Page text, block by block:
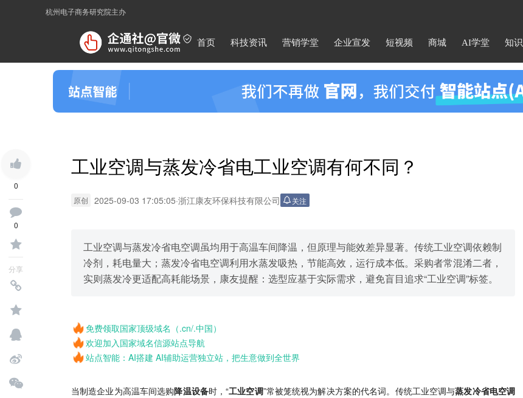
杭州电子商务研究院主办
首页 科技资讯 营销学堂 企业宣发 短视频 商城 AI学堂 知识
0
0
分享
工业空调与蒸发冷省电工业空调有何不同？
原创 2025-09-03 17:05:05·浙江康友环保科技有限公司 关注
工业空调与蒸发冷省电空调虽均用于高温车间降温，但原理与能效差异显著。传统工业空调依赖制
冷剂，耗电量大；蒸发冷省电空调利用水蒸发吸热，节能高效，运行成本低。采购者常混淆二者，
实则蒸发冷更适配高耗能场景，康友提醒：选型应基于实际需求，避免盲目追求“工业空调”标签。
免费领取国家顶级域名（.cn/.中国）
欢迎加入国家域名信源站点导航
站点智能：AI搭建 AI辅助运营独立站，把生意做到全世界
当制造企业为高温车间选购降温设备时，“工业空调”常被笼统视为解决方案的代名词。传统工业空调与蒸发冷省电空调